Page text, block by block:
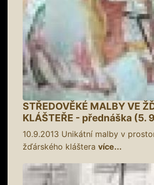
STŘEDOVĚKÉ MALBY VE
KLÁŠTEŘE - přednáška (5.
10.9.2013 Unikátní malby v
žďárského kláštera více...